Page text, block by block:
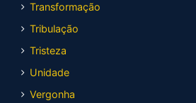
Transformação
Tribulação
Tristeza
Unidade
Vergonha